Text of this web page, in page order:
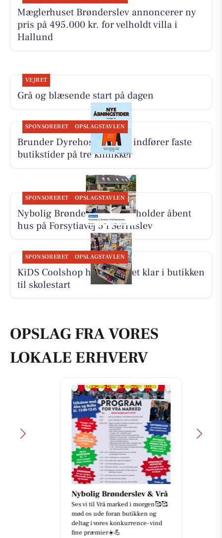
Mæglerhuset Brønderslev annoncerer ny
pris på 495.000 kr. for velholdt villa i
Hallund
VEJRET
Grå og blæsende start på dagen
SPONSORERET OPSLAGSTAVLEN
Brunder Dyrehospital ApS indfører faste
butikstider på tre klinikker
SPONSORERET OPSLAGSTAVLEN
Nybolig Brønderslev & Vrå holder åbent
hus på Forsytiavej 5 i Serritslev
SPONSORERET OPSLAGSTAVLEN
KiDS Coolshop har udvalget klar i butikken
til skolestart
OPSLAG FRA VORES
LOKALE ERHVERV
Nybolig Brønderslev & Vrå
Ses vi til Vrå marked i morgen🥰🥰
mød os ude foran butikken og
deltag i vores konkurrence- vind
fine præmier☀️💪